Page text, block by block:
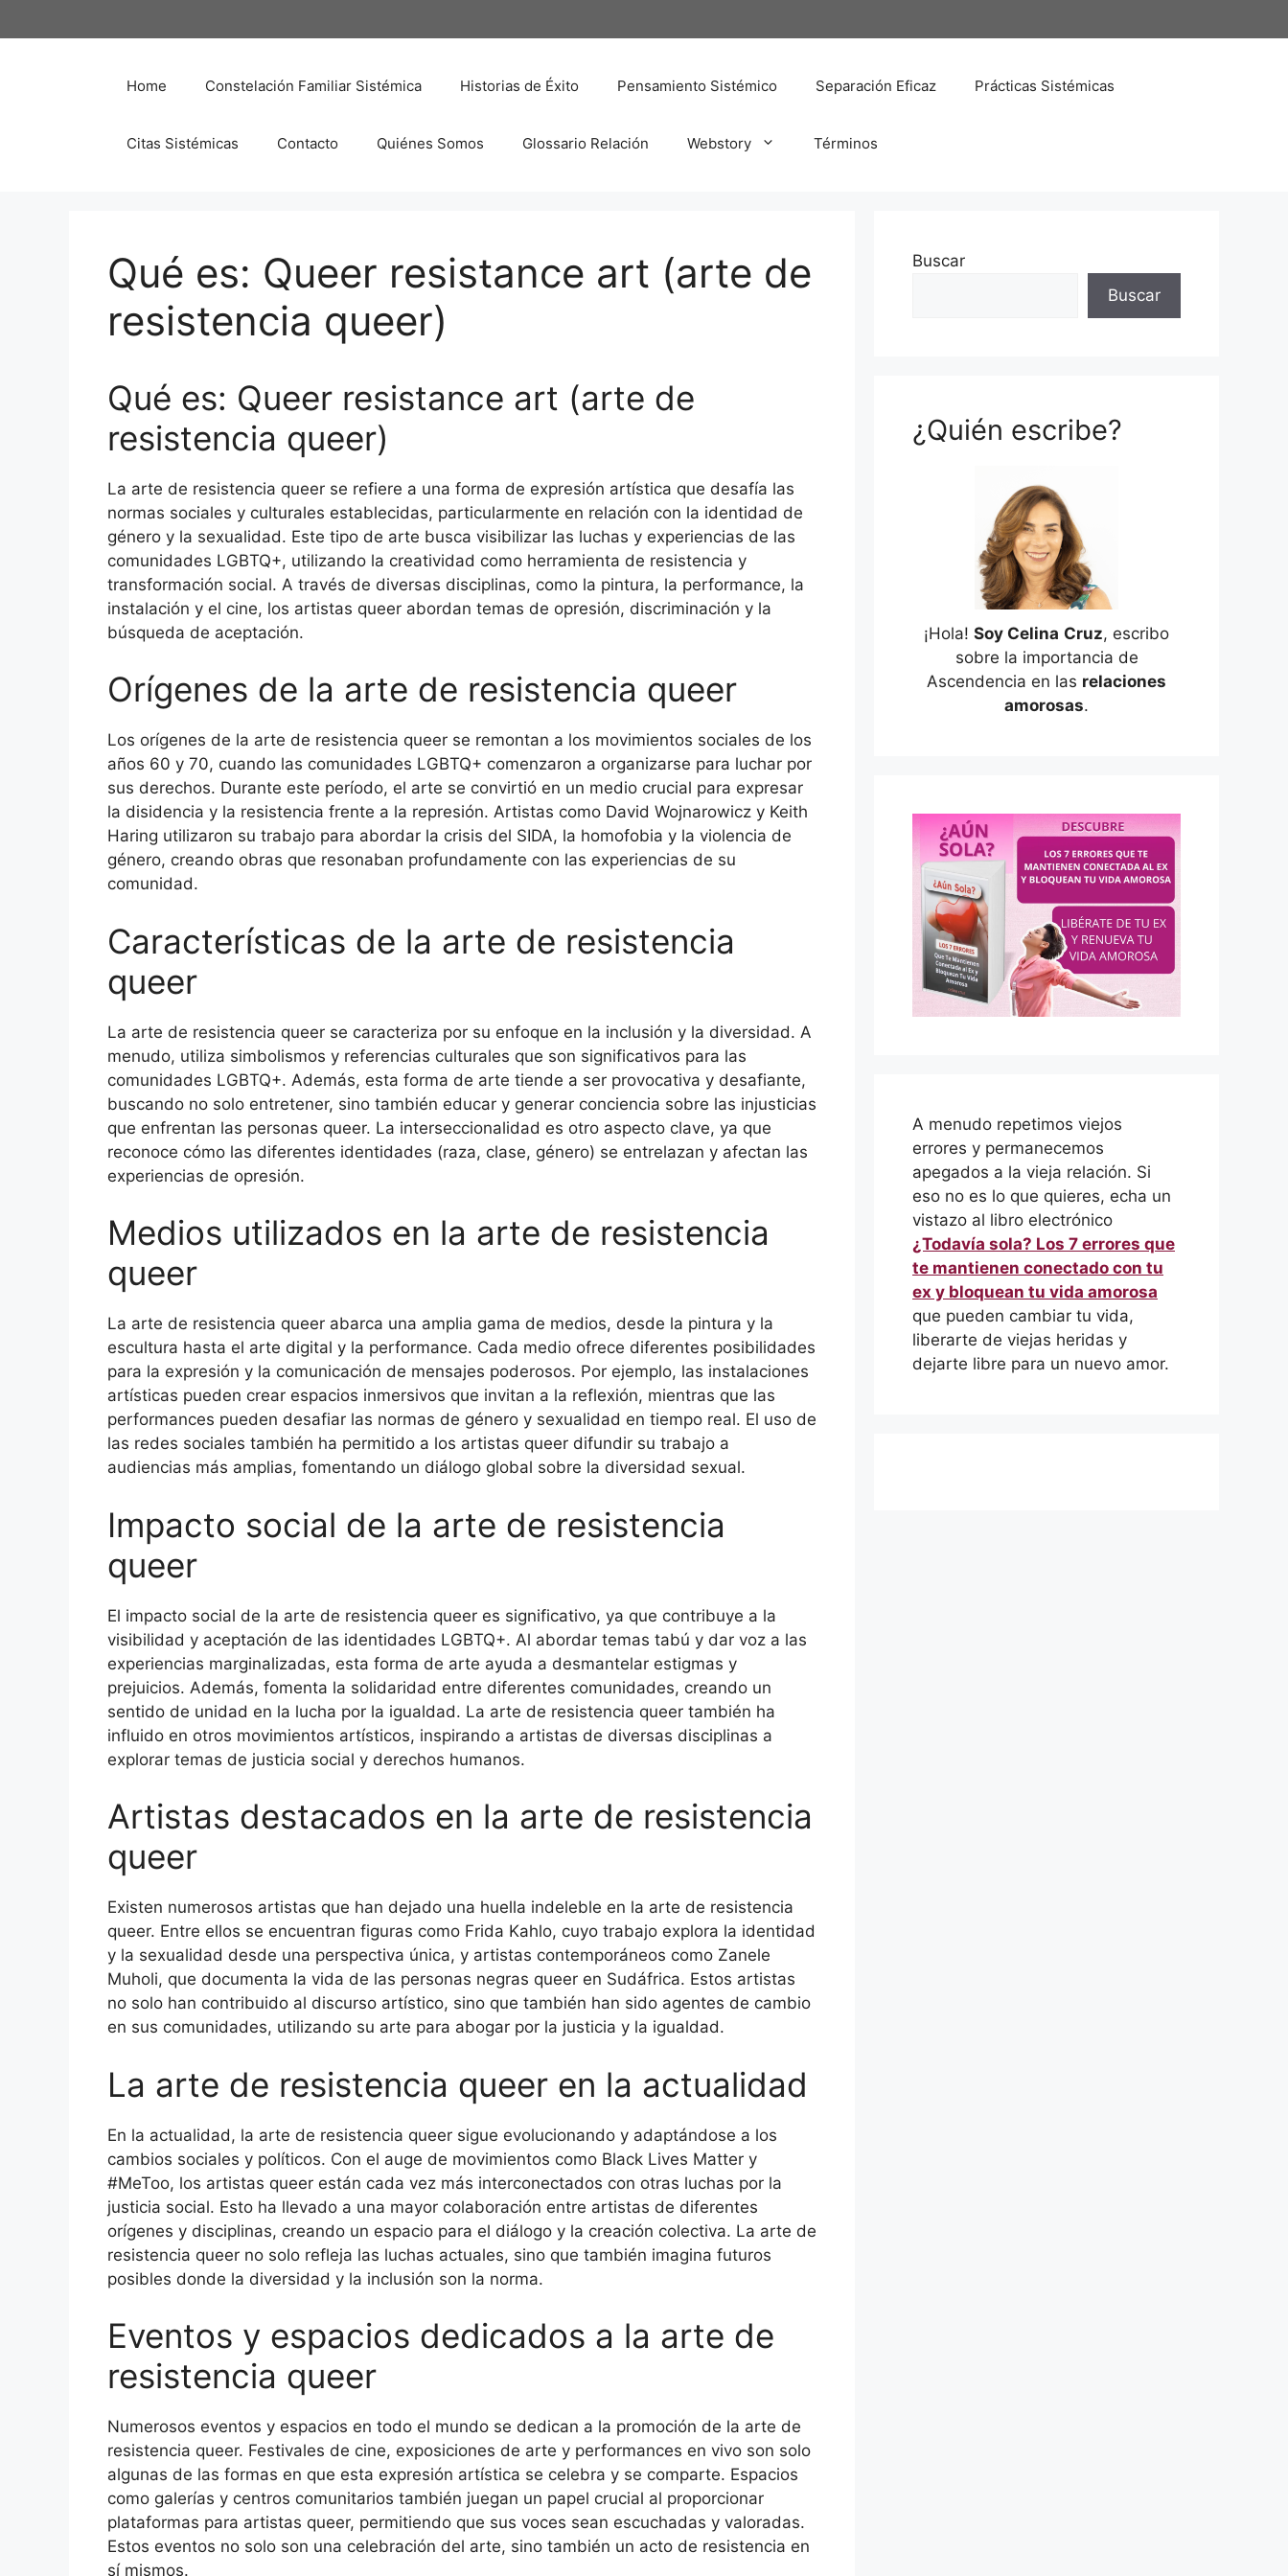
al
Home Constelación Familiar Sistémica Historias de Éxito Pensamiento Sistémico Separación Eficaz Prácticas Sistémicas
Citas Sistémicas Contacto Quiénes Somos Glossario Relación Webstory Términos
Qué es: Queer resistance art (arte de
resistencia queer)
Qué es: Queer resistance art (arte de
resistencia queer)
La arte de resistencia queer se refiere a una forma de expresión artística que desafía las
normas sociales y culturales establecidas, particularmente en relación con la identidad de
género y la sexualidad. Este tipo de arte busca visibilizar las luchas y experiencias de las
comunidades LGBTQ+, utilizando la creatividad como herramienta de resistencia y
transformación social. A través de diversas disciplinas, como la pintura, la performance, la
instalación y el cine, los artistas queer abordan temas de opresión, discriminación y la
búsqueda de aceptación.
Orígenes de la arte de resistencia queer
Los orígenes de la arte de resistencia queer se remontan a los movimientos sociales de los
años 60 y 70, cuando las comunidades LGBTQ+ comenzaron a organizarse para luchar por
sus derechos. Durante este período, el arte se convirtió en un medio crucial para expresar
la disidencia y la resistencia frente a la represión. Artistas como David Wojnarowicz y Keith
Haring utilizaron su trabajo para abordar la crisis del SIDA, la homofobia y la violencia de
género, creando obras que resonaban profundamente con las experiencias de su
comunidad.
Características de la arte de resistencia
queer
La arte de resistencia queer se caracteriza por su enfoque en la inclusión y la diversidad. A
menudo, utiliza simbolismos y referencias culturales que son significativos para las
comunidades LGBTQ+. Además, esta forma de arte tiende a ser provocativa y desafiante,
buscando no solo entretener, sino también educar y generar conciencia sobre las injusticias
que enfrentan las personas queer. La interseccionalidad es otro aspecto clave, ya que
reconoce cómo las diferentes identidades (raza, clase, género) se entrelazan y afectan las
experiencias de opresión.
Medios utilizados en la arte de resistencia
queer
La arte de resistencia queer abarca una amplia gama de medios, desde la pintura y la
escultura hasta el arte digital y la performance. Cada medio ofrece diferentes posibilidades
para la expresión y la comunicación de mensajes poderosos. Por ejemplo, las instalaciones
artísticas pueden crear espacios inmersivos que invitan a la reflexión, mientras que las
performances pueden desafiar las normas de género y sexualidad en tiempo real. El uso de
las redes sociales también ha permitido a los artistas queer difundir su trabajo a
audiencias más amplias, fomentando un diálogo global sobre la diversidad sexual.
Impacto social de la arte de resistencia
queer
El impacto social de la arte de resistencia queer es significativo, ya que contribuye a la
visibilidad y aceptación de las identidades LGBTQ+. Al abordar temas tabú y dar voz a las
experiencias marginalizadas, esta forma de arte ayuda a desmantelar estigmas y
prejuicios. Además, fomenta la solidaridad entre diferentes comunidades, creando un
sentido de unidad en la lucha por la igualdad. La arte de resistencia queer también ha
influido en otros movimientos artísticos, inspirando a artistas de diversas disciplinas a
explorar temas de justicia social y derechos humanos.
Artistas destacados en la arte de resistencia
queer
Existen numerosos artistas que han dejado una huella indeleble en la arte de resistencia
queer. Entre ellos se encuentran figuras como Frida Kahlo, cuyo trabajo explora la identidad
y la sexualidad desde una perspectiva única, y artistas contemporáneos como Zanele
Muholi, que documenta la vida de las personas negras queer en Sudáfrica. Estos artistas
no solo han contribuido al discurso artístico, sino que también han sido agentes de cambio
en sus comunidades, utilizando su arte para abogar por la justicia y la igualdad.
La arte de resistencia queer en la actualidad
En la actualidad, la arte de resistencia queer sigue evolucionando y adaptándose a los
cambios sociales y políticos. Con el auge de movimientos como Black Lives Matter y
#MeToo, los artistas queer están cada vez más interconectados con otras luchas por la
justicia social. Esto ha llevado a una mayor colaboración entre artistas de diferentes
orígenes y disciplinas, creando un espacio para el diálogo y la creación colectiva. La arte de
resistencia queer no solo refleja las luchas actuales, sino que también imagina futuros
posibles donde la diversidad y la inclusión son la norma.
Eventos y espacios dedicados a la arte de
resistencia queer
Numerosos eventos y espacios en todo el mundo se dedican a la promoción de la arte de
resistencia queer. Festivales de cine, exposiciones de arte y performances en vivo son solo
algunas de las formas en que esta expresión artística se celebra y se comparte. Espacios
como galerías y centros comunitarios también juegan un papel crucial al proporcionar
plataformas para artistas queer, permitiendo que sus voces sean escuchadas y valoradas.
Estos eventos no solo son una celebración del arte, sino también un acto de resistencia en
sí mismos.
Buscar
Buscar
¿Quién escribe?
¡Hola! Soy Celina Cruz, escribo
sobre la importancia de
Ascendencia en las relaciones
amorosas.
A menudo repetimos viejos
errores y permanecemos
apegados a la vieja relación. Si
eso no es lo que quieres, echa un
vistazo al libro electrónico
¿Todavía sola? Los 7 errores que
te mantienen conectado con tu
ex y bloquean tu vida amorosa
que pueden cambiar tu vida,
liberarte de viejas heridas y
dejarte libre para un nuevo amor.